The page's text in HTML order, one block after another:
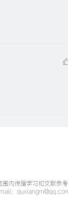
内传播学习和文献参
：